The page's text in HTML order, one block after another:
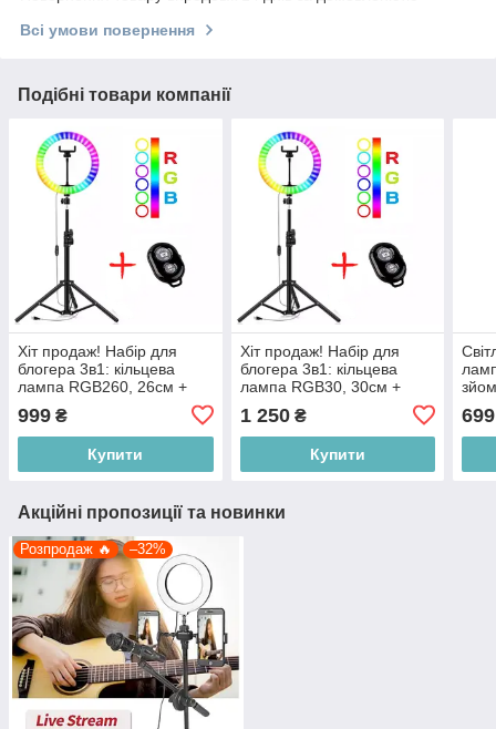
Всі умови повернення
Подібні товари компанії
Хіт продаж! Набір для
блогера 3в1: кільцева
лампа RGB260, 26см +
стійка, 200см +
999 ₴
Купити
Хіт продаж! Набір для
блогера 3в1: кільцева
лампа RGB30, 30см +
стійка, 200см +
1 250₴
Купити
699
Акційні пропозиції та новинки
Розпродаж 🔥 –32%